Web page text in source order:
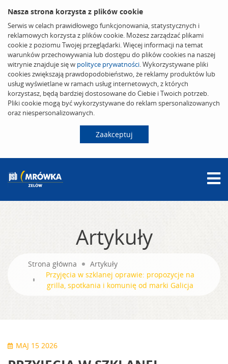
Nasza strona korzysta z plików cookie
Serwis w celach prawidłowego funkcjonowania, statystycznych i
reklamowych korzysta z plików cookie. Możesz zarządzać plikami
cookie z poziomu Twojej przeglądarki. Więcej informacji na temat
warunków przechowywania lub dostępu do plików cookies na naszej
witrynie znajduje się w polityce prywatności. Wykorzystywane pliki
cookies zwiększają prawdopodobieństwo, że reklamy produktów lub
usług wyświetlane w ramach usług internetowych, z których
korzystasz, będą bardziej dostosowane do Ciebie i Twoich potrzeb.
Pliki cookie mogą być wykorzystywane do reklam spersonalizowanych
oraz niespersonalizowanych.
Zaakceptuj
Artykuły
Strona główna
Artykuły
Przyjęcia w szklanej oprawie: propozycje na
grilla, spotkania i komunię od marki Galicja
MAJ 15 2026